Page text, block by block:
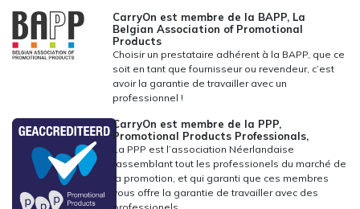
CarryOn est membre de la BAPP, La
Belgian Association of Promotional
Products
Choisir un prestataire adhérent à la BAPP, que ce
soit en tant que fournisseur ou revendeur, c’est
avoir la garantie de travailler avec un
professionnel !
CarryOn est membre de la PPP,
Promotional Products Professionals,
La PPP est l’association Néerlandaise
rassemblant tout les professionels du marché de
la promotion, et qui garanti que ces membres
vous offre la garantie de travailler avec des